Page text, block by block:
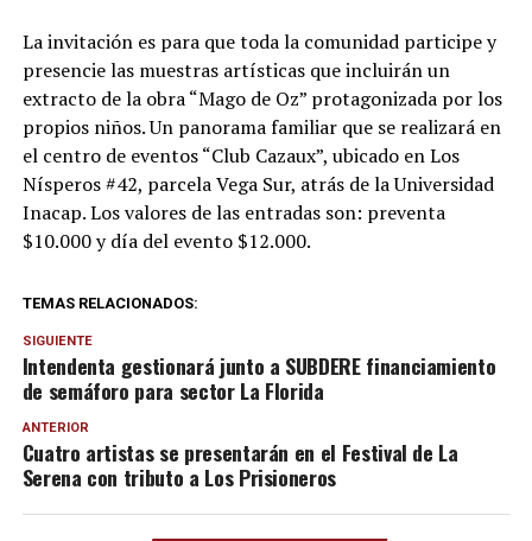
La invitación es para que toda la comunidad participe y
presencie las muestras artísticas que incluirán un
extracto de la obra “Mago de Oz” protagonizada por los
propios niños. Un panorama familiar que se realizará en
el centro de eventos “Club Cazaux”, ubicado en Los
Nísperos #42, parcela Vega Sur, atrás de la Universidad
Inacap. Los valores de las entradas son: preventa
$10.000 y día del evento $12.000.
TEMAS RELACIONADOS:
SIGUIENTE
Intendenta gestionará junto a SUBDERE financiamiento
de semáforo para sector La Florida
ANTERIOR
Cuatro artistas se presentarán en el Festival de La
Serena con tributo a Los Prisioneros